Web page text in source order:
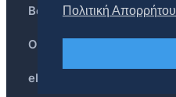
Πολιτική Απορρήτου
Bootcamps
Online Courses
eBooks